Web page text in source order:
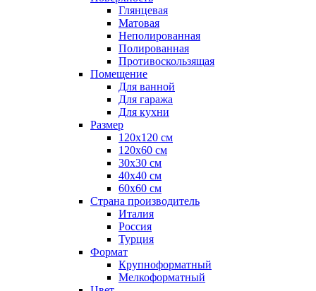
Глянцевая
Матовая
Неполированная
Полированная
Противоскользящая
Помещение
Для ванной
Для гаража
Для кухни
Размер
120x120 см
120x60 см
30x30 см
40x40 см
60x60 см
Страна производитель
Италия
Россия
Турция
Формат
Крупноформатный
Мелкоформатный